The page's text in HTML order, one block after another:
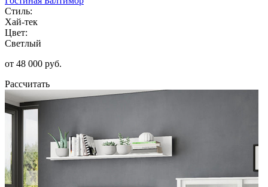
Стиль:
Хай-тек
Цвет:
Светлый
от 48 000 руб.
Рассчитать